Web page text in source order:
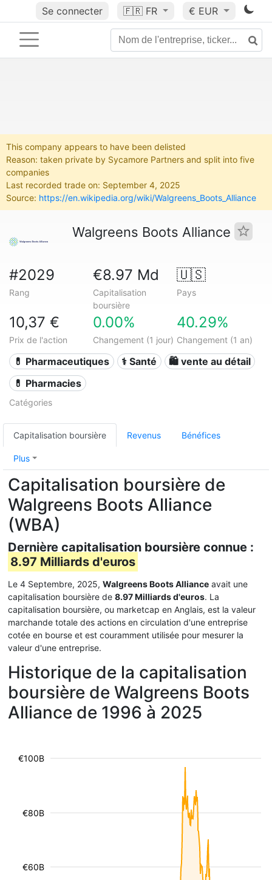
Se connecter 🇫🇷 FR € EUR
This company appears to have been delisted
Reason: taken private by Sycamore Partners and split into five
companies
Last recorded trade on: September 4, 2025
Source: https://en.wikipedia.org/wiki/Walgreens_Boots_Alliance
Walgreens Boots Alliance
#2029
Rang
€8.97 Md
Capitalisation
boursière
🇺🇸
Pays
10,37 €
Prix de l'action
0.00%
Changement (1 jour)
40.29%
Changement (1 an)
💊 Pharmaceutiques ⚕️ Santé
🛍️ vente au détail
💊 Pharmacies
Catégories
Capitalisation boursière Revenus Bénéfices
Plus
Capitalisation boursière de
Walgreens Boots Alliance
(WBA)
Dernière capitalisation boursière connue :
8.97 Milliards d'euros
Le 4 Septembre, 2025, Walgreens Boots Alliance avait une
capitalisation boursière de 8.97 Milliards d'euros. La
capitalisation boursière, ou marketcap en Anglais, est la valeur
marchande totale des actions en circulation d'une entreprise
cotée en bourse et est couramment utilisée pour mesurer la
valeur d'une entreprise.
Historique de la capitalisation
boursière de Walgreens Boots
Alliance de 1996 à 2025
€60B
€80B
€100B